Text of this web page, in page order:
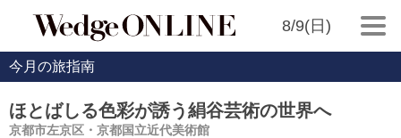
8/9(日)
今月の旅指南
ほとばしる色彩が誘う絹谷芸術の世界へ
京都市左京区・京都国立近代美術館